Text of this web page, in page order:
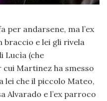
per andarsene, ma l’ex
e lei gli rivela
Lucìa (che
Martinez ha smesso
lei che il piccolo Mateo,
Alvarado e l’ex parroco